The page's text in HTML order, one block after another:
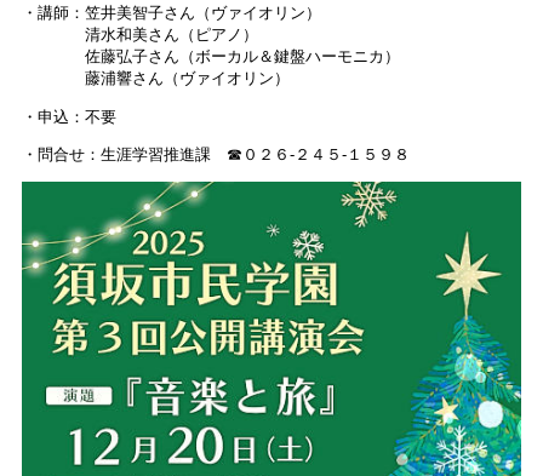
・講師：笠井美智子さん（ヴァイオリン）
清水和美さん（ピアノ）
佐藤弘子さん（ボーカル＆鍵盤ハーモニカ）
藤浦響さん（ヴァイオリン）
・申込：不要
・問合せ：生涯学習推進課 ☎０２６-２４５-１５９８